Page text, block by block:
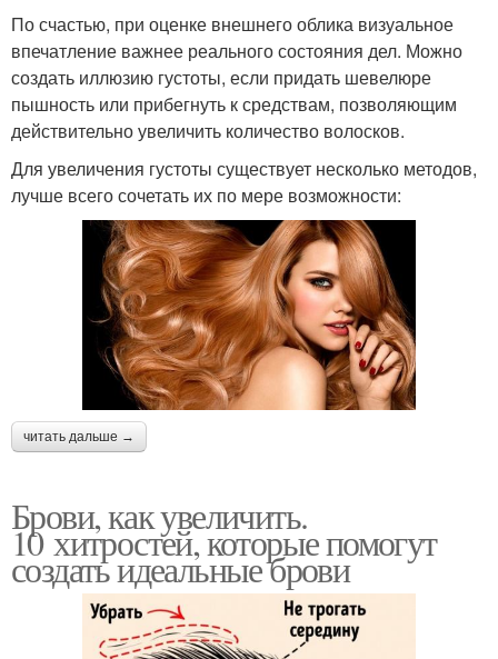
По счастью, при оценке внешнего облика визуальное
впечатление важнее реального состояния дел. Можно
создать иллюзию густоты, если придать шевелюре
пышность или прибегнуть к средствам, позволяющим
действительно увеличить количество волосков.
Для увеличения густоты существует несколько методов,
лучше всего сочетать их по мере возможности:
читать дальше →
Брови, как увеличить.
10 хитростей, которые помогут
создать идеальные брови